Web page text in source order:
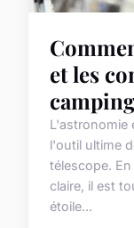
et les
L'astronomie
l'outil ultime
télescope.
claire, il est
étoile...